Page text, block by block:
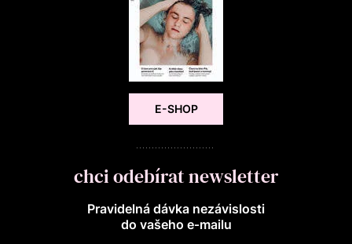
E-SHOP
chci odebírat newsletter
Pravidelná dávka nezávislosti
do vašeho e‑mailu